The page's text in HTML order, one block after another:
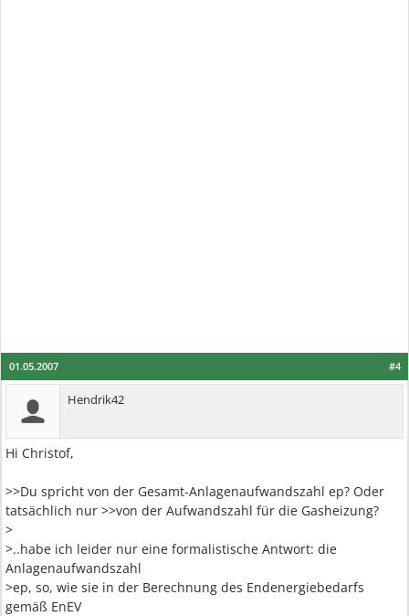
#4
01.05.2007
Hendrik42
Hi Christof,
>>Du spricht von der Gesamt-Anlagenaufwandszahl ep? Oder
tatsächlich nur >>von der Aufwandszahl für die Gasheizung?
>
>..habe ich leider nur eine formalistische Antwort: die
Anlagenaufwandszahl
>ep, so, wie sie in der Berechnung des Endenergiebedarfs
gemäß EnEV